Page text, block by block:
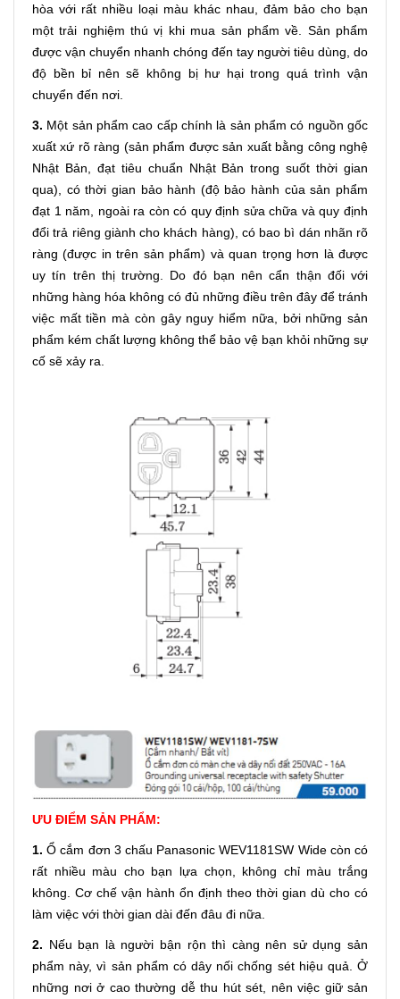
hòa với rất nhiều loại màu khác nhau, đảm bảo cho bạn
một trải nghiệm thú vị khi mua sản phẩm về. Sản phẩm
được vận chuyển nhanh chóng đến tay người tiêu dùng, do
độ bền bỉ nên sẽ không bị hư hại trong quá trình vận
chuyển đến nơi.
3. Một sản phẩm cao cấp chính là sản phẩm có nguồn gốc
xuất xứ rõ ràng (sản phẩm được sản xuất bằng công nghệ
Nhật Bản, đạt tiêu chuẩn Nhật Bản trong suốt thời gian
qua), có thời gian bảo hành (độ bảo hành của sản phẩm
đạt 1 năm, ngoài ra còn có quy định sửa chữa và quy định
đổi trả riêng giành cho khách hàng), có bao bì dán nhãn rõ
ràng (được in trên sản phẩm) và quan trọng hơn là được
uy tín trên thị trường. Do đó bạn nên cẩn thận đối với
những hàng hóa không có đủ những điều trên đây để tránh
việc mất tiền mà còn gây nguy hiểm nữa, bởi những sản
phẩm kém chất lượng không thể bảo vệ bạn khỏi những sự
cố sẽ xảy ra.
ƯU ĐIỂM SẢN PHẨM:
1. Ổ cắm đơn 3 chấu Panasonic WEV1181SW Wide còn có
rất nhiều màu cho bạn lựa chọn, không chỉ màu trắng
không. Cơ chế vận hành ổn định theo thời gian dù cho có
làm việc với thời gian dài đến đâu đi nữa.
2. Nếu bạn là người bận rộn thì càng nên sử dụng sản
phẩm này, vì sản phẩm có dây nối chống sét hiệu quả. Ở
những nơi ở cao thường dễ thu hút sét, nên việc giữ sản